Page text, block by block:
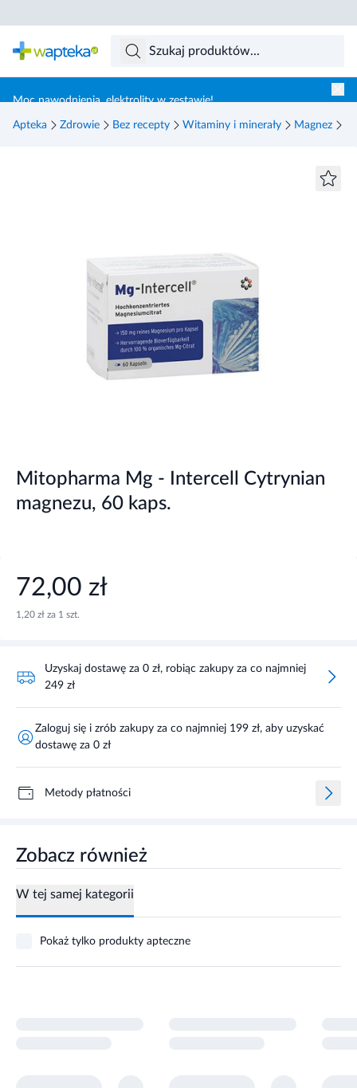
Moc nawodnienia, elektrolity w zestawie!
Apteka Zdrowie Bez recepty Witaminy i minerały Magnez
Mitopharma Mg - Intercell Cytrynian
magnezu, 60 kaps.
72,00 zł
1,20 zł za 1 szt.
Uzyskaj dostawę za 0 zł, robiąc zakupy za co najmniej
249 zł
Zaloguj się i zrób zakupy za co najmniej 199 zł, aby uzyskać
dostawę za 0 zł
Metody płatności
Zobacz również
W tej samej kategorii
Pokaż tylko produkty apteczne